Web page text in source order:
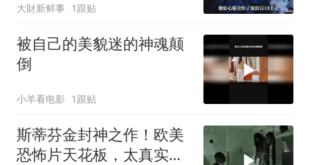
大財新鲜事 1跟贴
被自己的美貌迷的神魂颠
倒
小羊看电影 1跟贴
斯蒂芬金封神之作！欧美
恐怖片天花板，太真实